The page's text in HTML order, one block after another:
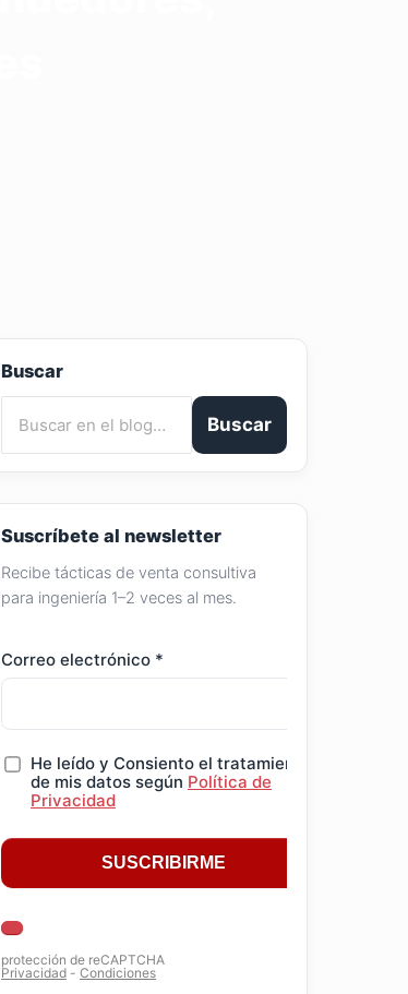
Buscar
Buscar
Suscríbete al newsletter
Recibe tácticas de venta consultiva
para ingeniería 1–2 veces al mes.